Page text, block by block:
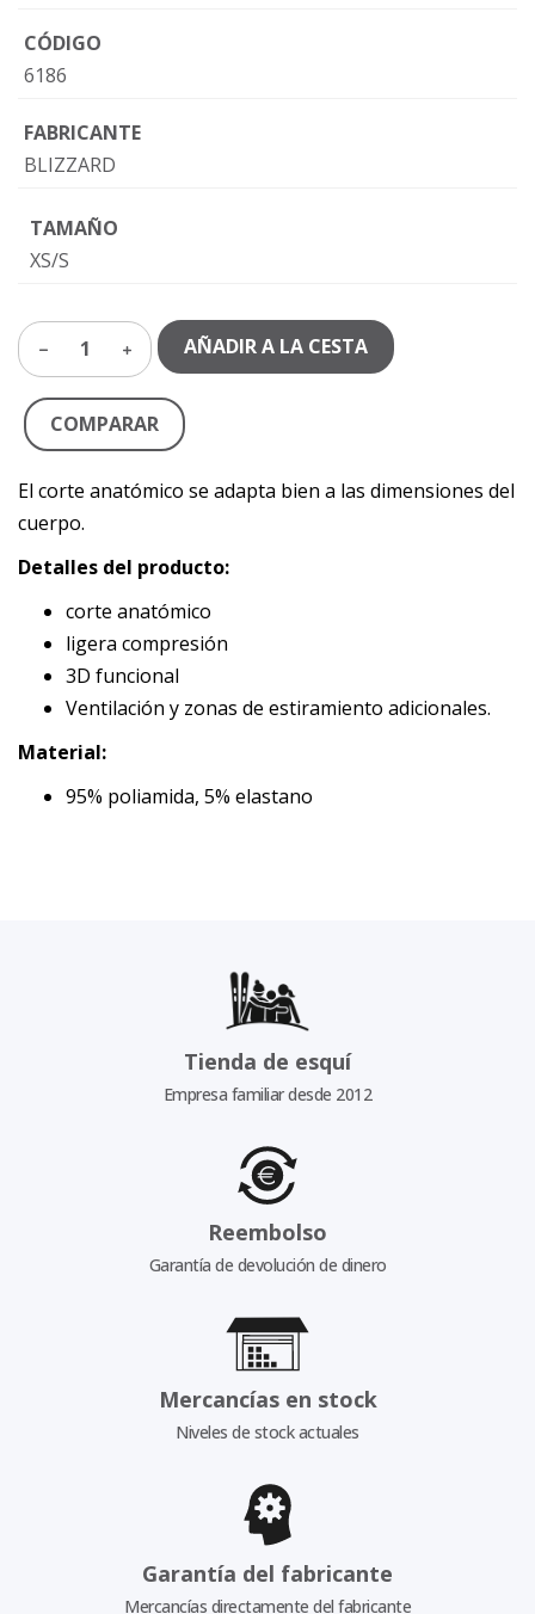
CÓDIGO
6186
FABRICANTE
BLIZZARD
TAMAÑO
XS/S
1 AÑADIR A LA CESTA
COMPARAR
El corte anatómico se adapta bien a las dimensiones del
cuerpo.
Detalles del producto:
corte anatómico
ligera compresión
3D funcional
Ventilación y zonas de estiramiento adicionales.
Material:
95% poliamida, 5% elastano
Tienda de esquí
Empresa familiar desde 2012
Reembolso
Garantía de devolución de dinero
Mercancías en stock
Niveles de stock actuales
Garantía del fabricante
Mercancías directamente del fabricante